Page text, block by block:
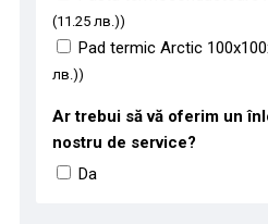
(11.25 лв.))
Pad termic Arctic
лв.))
Ar trebui să vă oferim un
nostru de service?
Da